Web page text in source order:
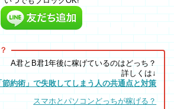
A君とB君1年後に稼げているのはどっち？
詳しくは↓
約術」で失敗してしまう人の共通点と対策
スマホとパソコンどっちが稼げる？